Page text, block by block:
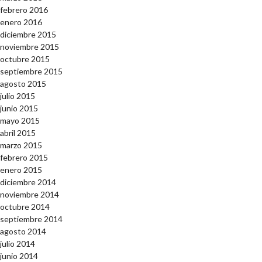
febrero 2016
enero 2016
diciembre 2015
noviembre 2015
octubre 2015
septiembre 2015
agosto 2015
julio 2015
junio 2015
mayo 2015
abril 2015
marzo 2015
febrero 2015
enero 2015
diciembre 2014
noviembre 2014
octubre 2014
septiembre 2014
agosto 2014
julio 2014
junio 2014